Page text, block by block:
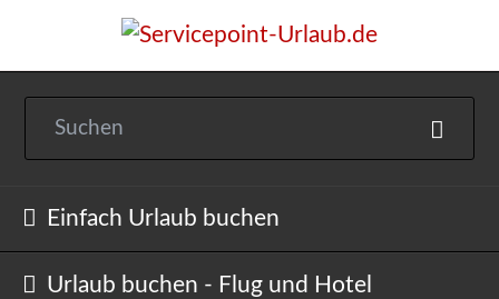
Navigation
Einfach Urlaub buchen
Urlaub buchen - Flug und Hotel